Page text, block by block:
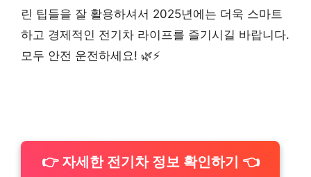
린 팁들을 잘 활용하셔서 2025년에는 더욱 스마트
하고 경제적인 전기차 라이프를 즐기시길 바랍니다.
모두 안전 운전하세요! 🌿⚡️
👉 자세한 전기차 정보 확인하기 👈